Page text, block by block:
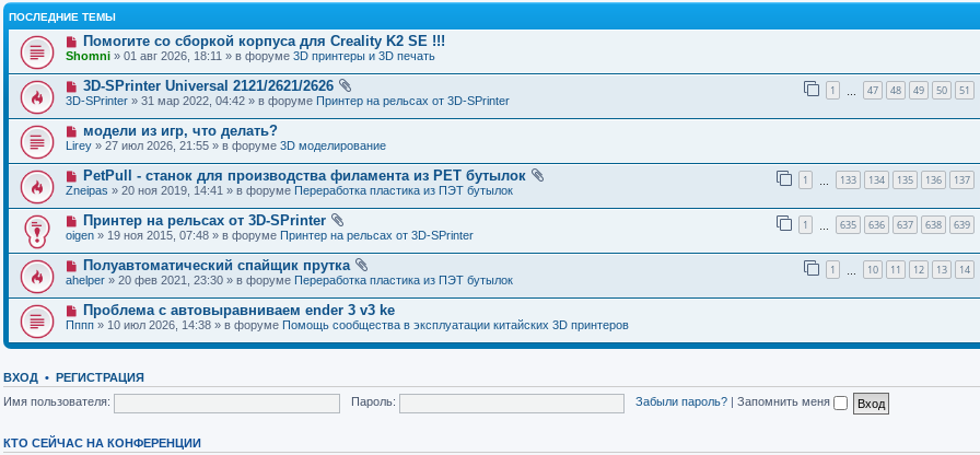
ПОСЛЕДНИЕ ТЕМЫ
Помогите со сборкой корпуса для Creality K2 SE !!!
Shomni » 01 авг 2026, 18:11 » в форуме 3D принтеры и 3D печать
3D-SPrinter Universal 2121/2621/2626 1 47 48 49 50 51
3D-SPrinter » 31 мар 2022, 04:42 » в форуме Принтер на рельсах от 3D-SPrinter
модели из игр, что делать?
Lirey » 27 июл 2026, 21:55 » в форуме 3D моделирование
PetPull - cтанок для производства филамента из PET бутылок 1 133 134 135 136 137
Zneipas » 20 ноя 2019, 14:41 » в форуме Переработка пластика из ПЭТ бутылок
Принтер на рельсах от 3D-SPrinter 1 635 636 637 638 639
oigen » 19 ноя 2015, 07:48 » в форуме Принтер на рельсах от 3D-SPrinter
Полуавтоматический спайщик прутка 1 10 11 12 13 14
ahelper » 20 фев 2021, 23:30 » в форуме Переработка пластика из ПЭТ бутылок
Проблема с автовыравниваем ender 3 v3 ke
Пппп » 10 июл 2026, 14:38 » в форуме Помощь сообщества в эксплуатации китайских 3D принтеров
ВХОД • РЕГИСТРАЦИЯ
Имя пользователя:
Пароль: Забыли пароль? Запомнить меня
КТО СЕЙЧАС НА КОНФЕРЕНЦИИ